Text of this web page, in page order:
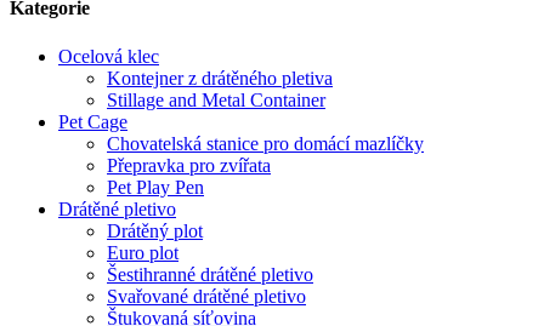
Kategorie
Ocelová klec
Kontejner z drátěného pletiva
Stillage and Metal Container
Pet Cage
Chovatelská stanice pro domácí mazlíčky
Přepravka pro zvířata
Pet Play Pen
Drátěné pletivo
Drátěný plot
Euro plot
Šestihranné drátěné pletivo
Svařované drátěné pletivo
Štukovaná síťovina